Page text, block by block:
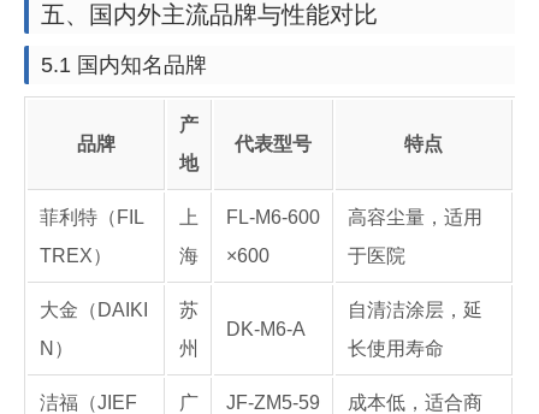
五、国内外主流品牌与性能对比
5.1 国内知名品牌
品牌
产
地
代表型号 特点
菲利特（FIL
TREX）
上
海
FL-M6-600
×600
高容尘量，适用
于医院
大金（DAIKI
N）
苏
州
DK-M6-A
自清洁涂层，延
长使用寿命
洁福（JIEF
广
JF-ZM5-59
成本低，适合商